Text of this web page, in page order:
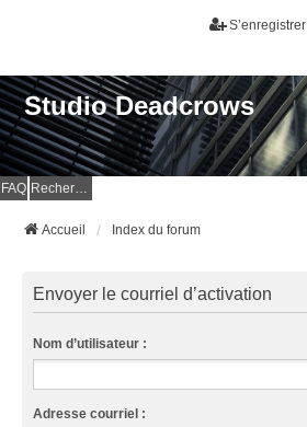
S’enregistrer
Studio Deadcrows
FAQ Rechercher
Accueil Index du forum
Envoyer le courriel d’activation
Nom d’utilisateur :
Adresse courriel :